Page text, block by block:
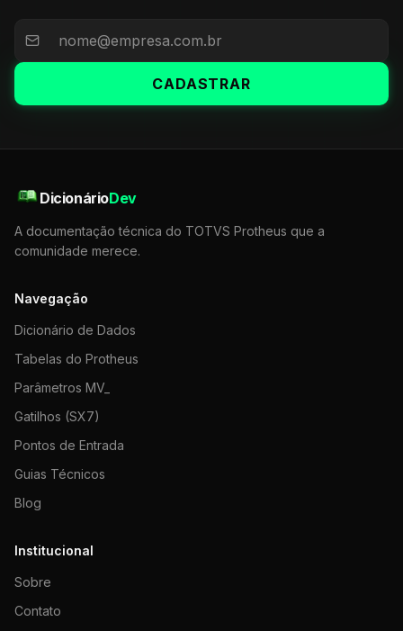
CADASTRAR
DicionárioDev
A documentação técnica do TOTVS Protheus que a
comunidade merece.
Navegação
Dicionário de Dados
Tabelas do Protheus
Parâmetros MV_
Gatilhos (SX7)
Pontos de Entrada
Guias Técnicos
Blog
Institucional
Sobre
Contato